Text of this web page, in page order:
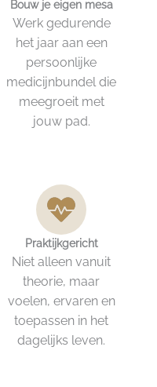
Bouw je eigen mesa
Werk gedurende
het jaar aan een
persoonlijke
medicijnbundel die
meegroeit met
jouw pad.
Praktijkgericht
Niet alleen vanuit
theorie, maar
voelen, ervaren en
toepassen in het
dagelijks leven.